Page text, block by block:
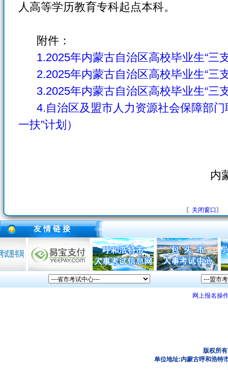
人高等学历教育专科起点本科。
附件：
1.2025年内蒙古自治区高校毕业生“三
2.2025年内蒙古自治区高校毕业生“三
3.2025年内蒙古自治区高校毕业生“三
4.自治区及盟市人力资源社会保障部
一扶”计划）
内
〖 关闭窗口 〗
友 情 链 接
网上报名操
版权所
单位地址:内蒙古呼和浩特